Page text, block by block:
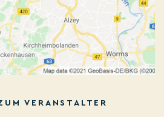
VERANSTALTER